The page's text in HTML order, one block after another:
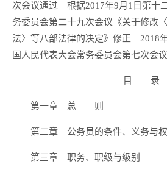
次会议通过 根据2017年9月1日第十
务委员会第二十九次会议《关于修改
法〉等八部法律的决定》修正 2018
国人民代表大会常务委员会第七次会议
目 录
第一章 总 则
第二章 公务员的条件、义务与权
第三章 职务、职级与级别